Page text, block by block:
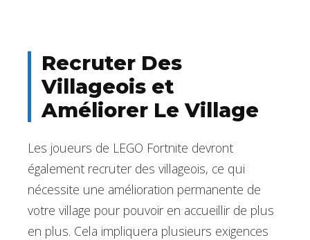
Recruter Des
Villageois et
Améliorer Le Village
Les joueurs de LEGO Fortnite devront
également recruter des villageois, ce qui
nécessite une amélioration permanente de
votre village pour pouvoir en accueillir de plus
en plus. Cela impliquera plusieurs exigences